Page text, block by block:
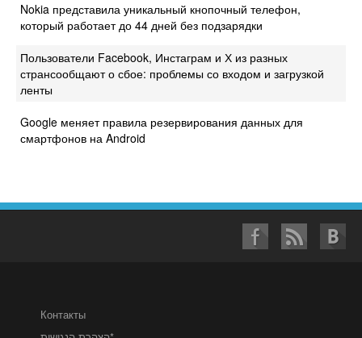
Nokia представила уникальный кнопочный телефон,
который работает до 44 дней без подзарядки
Пользователи Facebook, Инстаграм и Х из разных
странсообщают о сбое: проблемы со входом и загрузкой
ленты
Google меняет правила резервирования данных для
смартфонов на Android
Контакты